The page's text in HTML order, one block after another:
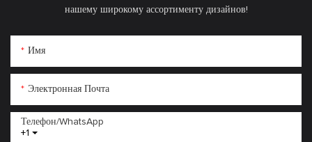
нашему широкому ассортименту дизайнов!
Имя
Электронная Почта
+1
Телефон/WhatsApp